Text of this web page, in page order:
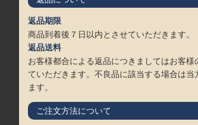
返品期限
商品到着後７日以内とさせていただきます。
返品送料
お客様都合による返品につきましてはお客様
ていただきます。不良品に該当する場合は当
ます。
ご注文方法について